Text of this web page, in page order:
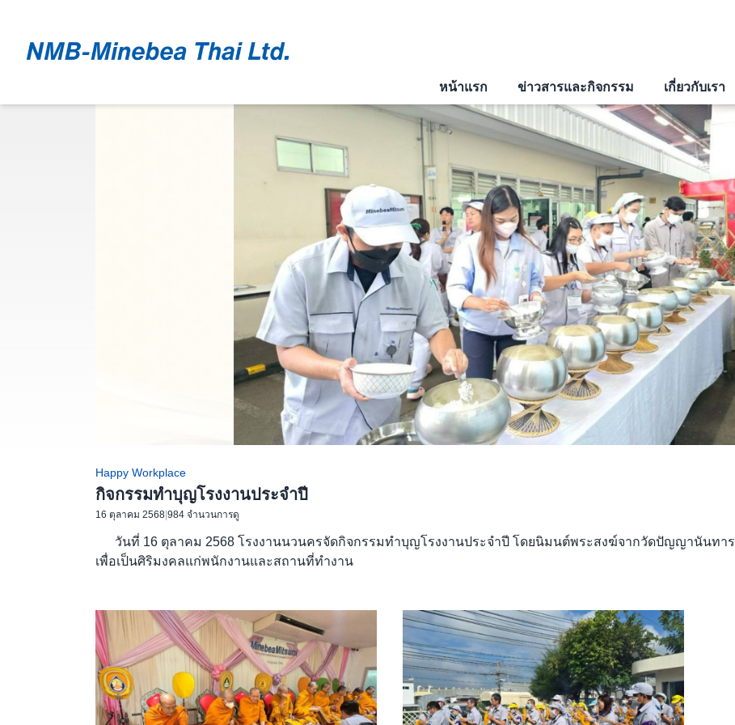
หน้าแรก ข่าวสารและกิจกรรม เกี่ยวกับเรา
Happy Workplace
กิจกรรมทำบุญโรงงานประจำปี
16 ตุลาคม 2568|984 จำนวนการดู
วันที่ 16 ตุลาคม 2568 โรงงานนวนครจัดกิจกรรมทำบุญโรงงานประจำปี โดยนิมนต์พระสงฆ์จากวัดปัญญานันทา
เพื่อเป็นศิริมงคลแก่พนักงานและสถานที่ทำงาน